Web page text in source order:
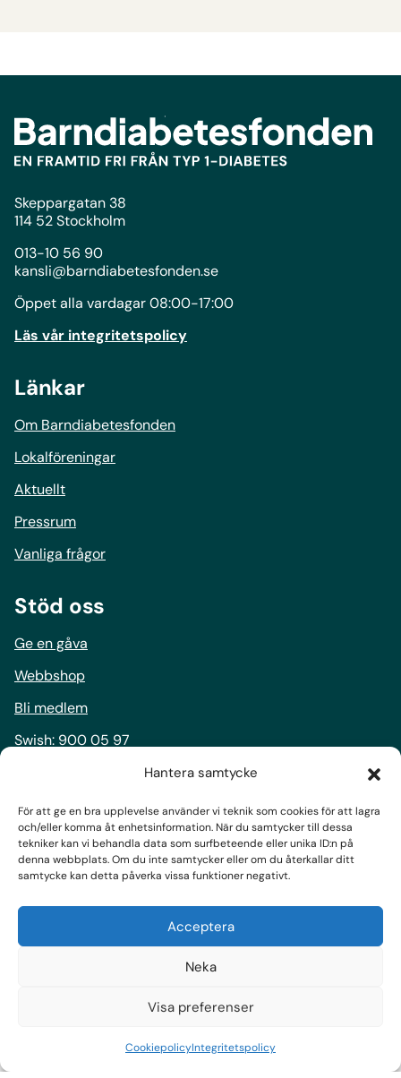
Hantera samtycke
För att ge en bra upplevelse använder vi teknik som cookies för att lagra
och/eller komma åt enhetsinformation. När du samtycker till dessa
tekniker kan vi behandla data som surfbeteende eller unika ID:n på
denna webbplats. Om du inte samtycker eller om du återkallar ditt
samtycke kan detta påverka vissa funktioner negativt.
Acceptera
Neka
Visa preferenser
CookiepolicyIntegritetspolicy
Skeppargatan 38
114 52 Stockholm
013-10 56 90
kansli@barndiabetesfonden.se
Öppet alla vardagar 08:00-17:00
Läs vår integritetspolicy
Länkar
Om Barndiabetesfonden
Lokalföreningar
Aktuellt
Pressrum
Vanliga frågor
Stöd oss
Ge en gåva
Webbshop
Bli medlem
Swish: 900 05 97
900-0597
Följ oss
Facebook
Prenumerera på nyhetsbrev